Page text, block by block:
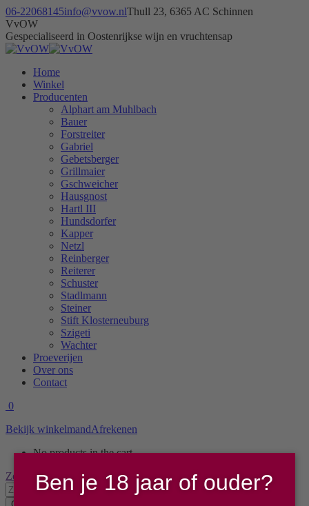
Skip
to
content
06-22068145info@vvow.nlThull 23, 6365 AC Schinnen
Facebook
page
opens
new
window
Instagram
page
opens
new
window
X
page
opens
new
window
VvOW
Gespecialiseerd in Oostenrijkse wijn en vruchtensap
Home
Winkel
Producenten
Alphart am Muhlbach
Bauer
Forstreiter
Gabriel
Gebetsberger
Grillmaier
Gschweicher
Hausgnost
Hartl III
Hundsdorfer
Kapper
Netzl
Reinberger
Reiterer
Schuster
Stadlmann
Steiner
Stift Klosterneuburg
Szigeti
Wachter
Proeverijen
Over ons
Contact
0
Bekijk winkelmandAfrekenen
No products in the cart.
Search:
ZoekenBen je 18 jaar of ouder?